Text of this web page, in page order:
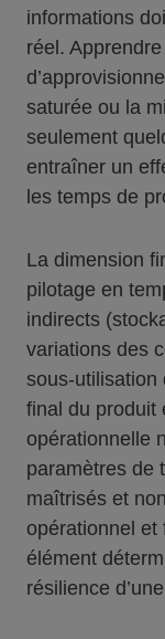
informations
réel.
saturée ou la
seulement
entraîner un
les temps de
La dimension
pilotage en
indirects
variations des
sous-
final du produit
opérationnelle
paramètres de
maîtrisés et
opérationnel et
élément
résilience